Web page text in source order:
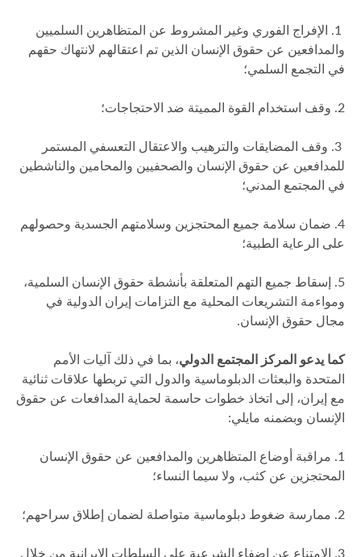
1. الإفراج الفوري وغير المشروط عن المتظاهرين السلميين
والمدافعين عن حقوق الإنسان الذين تم اعتقالهم لانتهاك حقهم
في التجمع السلمي؛
2. وقف استخدام القوة المميتة ضد الاحتجاجات؛
3. وقف المضايقات والترهيب والاعتقال التعسفي المستمر
للمدافعين عن حقوق الإنسان والصحفيين والمحامين والناشطين
في المجتمع المدني؛
4. ضمان سلامة جميع المحتجزين وسلامتهم الجسدية وحصولهم
على الرعاية الطبية؛
5. إسقاط جميع التهم المتعلقة بأنشطة حقوق الإنسان السلمية،
ومواءمة التشريعات المحلية مع التزامات إيران الدولية في
مجال حقوق الإنسان.
كما يدعو المركز المجتمع الدولي، بما في ذلك آليات الأمم
المتحدة والبعثات الدبلوماسية والدول التي تربطها علاقات ثنائية
مع إيران، إلى اتخاذ خطوات حاسمة لحماية المدافعات عن حقوق
الإنسان وبضمنه مايلي:
1. مراقبة أوضاع المتظاهرين والمدافعين عن حقوق الإنسان
المحتجزين عن كثب، ولا سيما النساء؛
2. ممارسة ضغوط دبلوماسية متواصلة لضمان إطلاق سراحهم؛
3. الامتناع عن إضفاء الشرعية على السلطات الإيرانية من خلال